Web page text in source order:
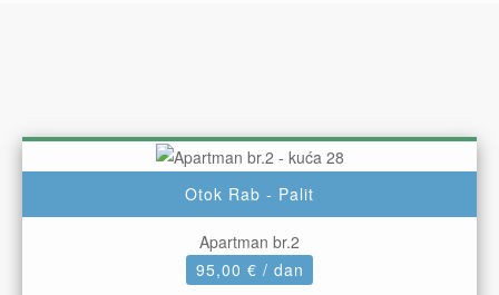
Otok Rab - Palit
Apartman br.2
95,00 € / dan